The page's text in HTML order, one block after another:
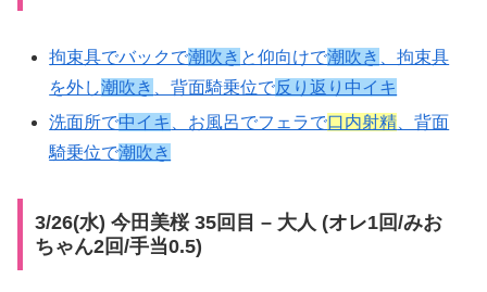
拘束具でバックで潮吹き と仰向けで潮吹き 、拘束具
を外し潮吹き 、背面騎乗位で反り返り中イキ
洗面所で中イキ 、お風呂でフェラで口内射精 、背面
騎乗位で潮吹き
3/26(水) 今田美桜 35回目 – 大人 (オレ1回/みお
ちゃん2回/手当0.5)